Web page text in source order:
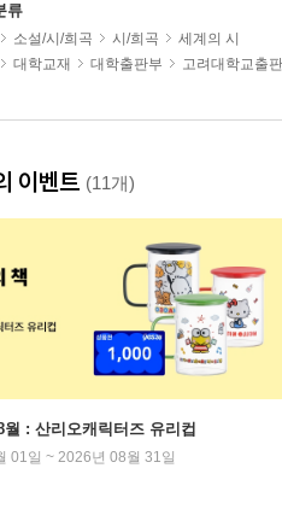
류
소설/시/희곡 시/희곡
세계의 시
대학교재 대학출판부 고려대학교출
이벤트 (11개)
월 : 산리오캐릭터즈 유리컵
01일 ~ 2026년 08월 31일